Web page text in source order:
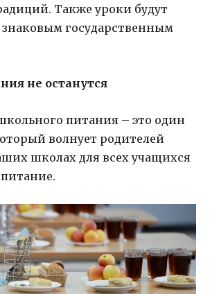
Также уроки будут
государственным
не останутся
питания – это один
волнует родителей
школах для всех учащихся